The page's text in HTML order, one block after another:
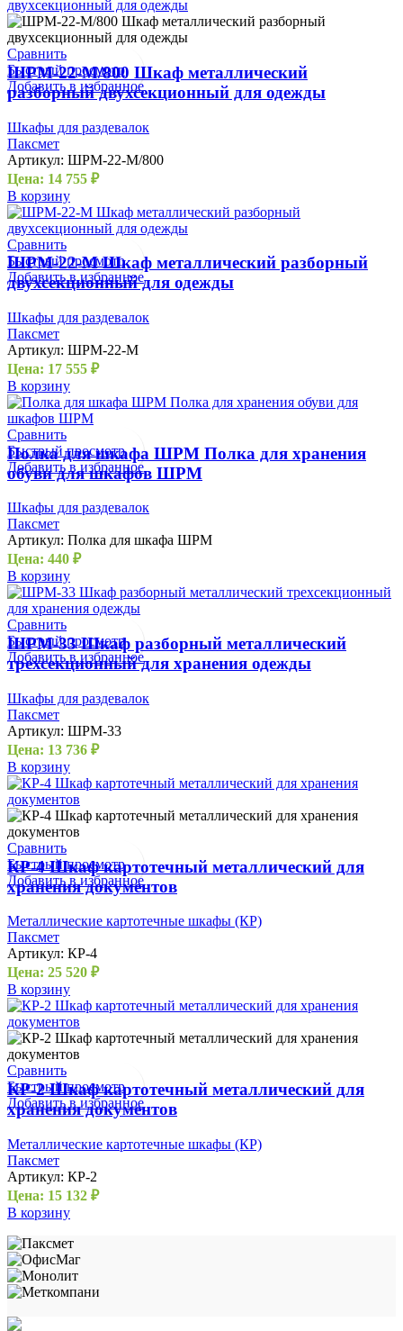
Сравнить
Быстрый просмотр
Добавить в избранное
ШРМ-22-М/800 Шкаф металлический
разборный двухсекционный для одежды
Шкафы для раздевалок
Паксмет
Артикул: ШРМ-22-М/800
Цена: 14 755 ₽
В корзину
Сравнить
Быстрый просмотр
Добавить в избранное
ШРМ-22-М Шкаф металлический разборный
двухсекционный для одежды
Шкафы для раздевалок
Паксмет
Артикул: ШРМ-22-М
Цена: 17 555 ₽
В корзину
Сравнить
Быстрый просмотр
Добавить в избранное
Полка для шкафа ШРМ Полка для хранения
обуви для шкафов ШРМ
Шкафы для раздевалок
Паксмет
Артикул: Полка для шкафа ШРМ
Цена: 440 ₽
В корзину
Сравнить
Быстрый просмотр
Добавить в избранное
ШРМ-33 Шкаф разборный металлический
трехсекционный для хранения одежды
Шкафы для раздевалок
Паксмет
Артикул: ШРМ-33
Цена: 13 736 ₽
В корзину
Сравнить
Быстрый просмотр
Добавить в избранное
КР-4 Шкаф картотечный металлический для
хранения документов
Металлические картотечные шкафы (КР)
Паксмет
Артикул: КР-4
Цена: 25 520 ₽
В корзину
Сравнить
Быстрый просмотр
Добавить в избранное
КР-2 Шкаф картотечный металлический для
хранения документов
Металлические картотечные шкафы (КР)
Паксмет
Артикул: КР-2
Цена: 15 132 ₽
В корзину